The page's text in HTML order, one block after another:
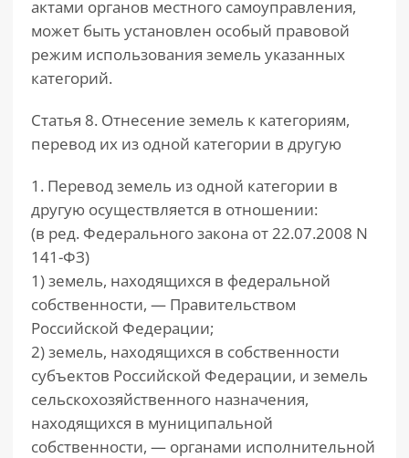
актами органов местного самоуправления,
может быть установлен особый правовой
режим использования земель указанных
категорий.
Статья 8. Отнесение земель к категориям,
перевод их из одной категории в другую
1. Перевод земель из одной категории в
другую осуществляется в отношении:
(в ред. Федерального закона от 22.07.2008 N
141-ФЗ)
1) земель, находящихся в федеральной
собственности, — Правительством
Российской Федерации;
2) земель, находящихся в собственности
субъектов Российской Федерации, и земель
сельскохозяйственного назначения,
находящихся в муниципальной
собственности, — органами исполнительной